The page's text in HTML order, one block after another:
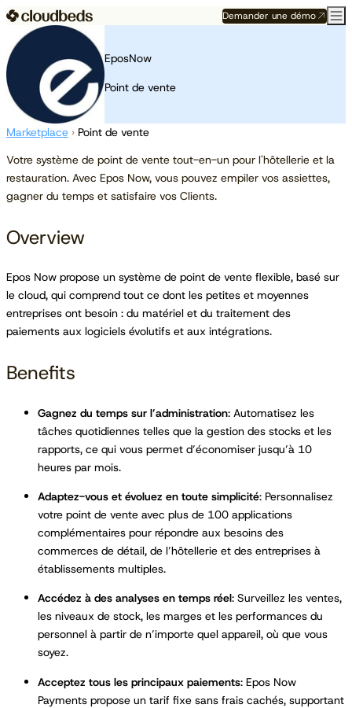
Demander une démo
EposNow
Point de vente
Marketplace › Point de vente
Votre système de point de vente tout-en-un pour l'hôtellerie et la
restauration. Avec Epos Now, vous pouvez empiler vos assiettes,
gagner du temps et satisfaire vos Clients.
Overview
Epos Now propose un système de point de vente flexible, basé sur
le cloud, qui comprend tout ce dont les petites et moyennes
entreprises ont besoin : du matériel et du traitement des
paiements aux logiciels évolutifs et aux intégrations.
Benefits
Gagnez du temps sur l’administration: Automatisez les
tâches quotidiennes telles que la gestion des stocks et les
rapports, ce qui vous permet d’économiser jusqu’à 10
heures par mois.
Adaptez-vous et évoluez en toute simplicité: Personnalisez
votre point de vente avec plus de 100 applications
complémentaires pour répondre aux besoins des
commerces de détail, de l’hôtellerie et des entreprises à
établissements multiples.
Accédez à des analyses en temps réel: Surveillez les ventes,
les niveaux de stock, les marges et les performances du
personnel à partir de n’importe quel appareil, où que vous
soyez.
Acceptez tous les principaux paiements: Epos Now
Payments propose un tarif fixe sans frais cachés, supportant